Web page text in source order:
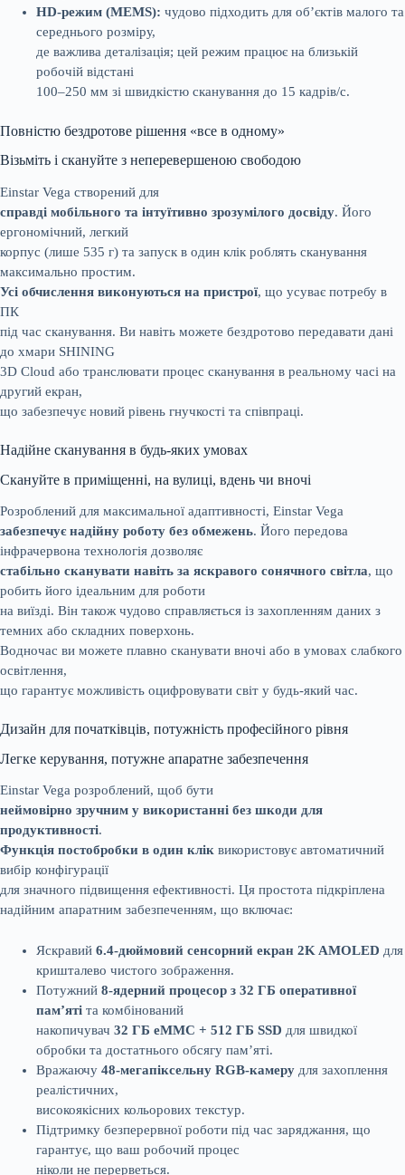
HD-режим (MEMS): чудово підходить для об’єктів малого та
середнього розміру,
де важлива деталізація; цей режим працює на близькій
робочій відстані
100–250 мм зі швидкістю сканування до 15 кадрів/с.
Повністю бездротове рішення «все в одному»
Візьміть і скануйте з неперевершеною свободою
Einstar Vega створений для
справді мобільного та інтуїтивно зрозумілого досвіду. Його
ергономічний, легкий
корпус (лише 535 г) та запуск в один клік роблять сканування
максимально простим.
Усі обчислення виконуються на пристрої, що усуває потребу в
ПК
під час сканування. Ви навіть можете бездротово передавати дані
до хмари SHINING
3D Cloud або транслювати процес сканування в реальному часі на
другий екран,
що забезпечує новий рівень гнучкості та співпраці.
Надійне сканування в будь-яких умовах
Скануйте в приміщенні, на вулиці, вдень чи вночі
Розроблений для максимальної адаптивності, Einstar Vega
забезпечує надійну роботу без обмежень. Його передова
інфрачервона технологія дозволяє
стабільно сканувати навіть за яскравого сонячного світла, що
робить його ідеальним для роботи
на виїзді. Він також чудово справляється із захопленням даних з
темних або складних поверхонь.
Водночас ви можете плавно сканувати вночі або в умовах слабкого
освітлення,
що гарантує можливість оцифровувати світ у будь-який час.
Дизайн для початківців, потужність професійного рівня
Легке керування, потужне апаратне забезпечення
Einstar Vega розроблений, щоб бути
неймовірно зручним у використанні без шкоди для
продуктивності.
Функція постобробки в один клік використовує автоматичний
вибір конфігурації
для значного підвищення ефективності. Ця простота підкріплена
надійним апаратним забезпеченням, що включає:
Яскравий 6.4-дюймовий сенсорний екран 2K AMOLED для
кришталево чистого зображення.
Потужний 8-ядерний процесор з 32 ГБ оперативної
пам’яті та комбінований
накопичувач 32 ГБ eMMC + 512 ГБ SSD для швидкої
обробки та достатнього обсягу пам’яті.
Вражаючу 48-мегапіксельну RGB-камеру для захоплення
реалістичних,
високоякісних кольорових текстур.
Підтримку безперервної роботи під час заряджання, що
гарантує, що ваш робочий процес
ніколи не перерветься.